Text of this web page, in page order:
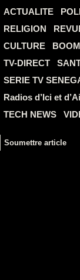
ACTUALITE
RELIGION
CULTURE
TV-DIRECT
SERIE TV
Radios d’Ici et
TECH NEWS
Soumettre article